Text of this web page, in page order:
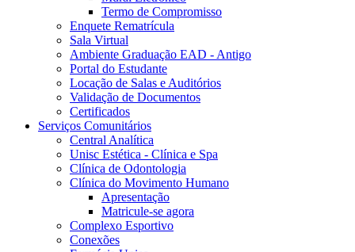
Termo de Compromisso
Enquete Rematrícula
Sala Virtual
Ambiente Graduação EAD - Antigo
Portal do Estudante
Locação de Salas e Auditórios
Validação de Documentos
Certificados
Serviços Comunitários
Central Analítica
Unisc Estética - Clínica e Spa
Clínica de Odontologia
Clínica do Movimento Humano
Apresentação
Matricule-se agora
Complexo Esportivo
Conexões